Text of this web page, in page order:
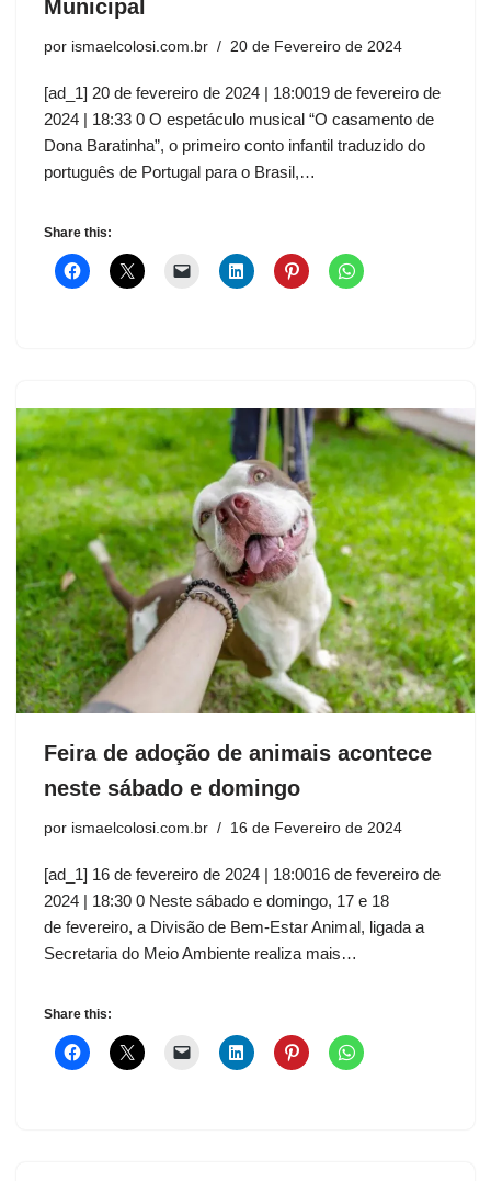
Municipal
por ismaelcolosi.com.br 20 de Fevereiro de 2024
[ad_1] 20 de fevereiro de 2024 | 18:0019 de fevereiro de
2024 | 18:33 0 O espetáculo musical “O casamento de
Dona Baratinha”, o primeiro conto infantil traduzido do
português de Portugal para o Brasil,…
Share this:
Feira de adoção de animais acontece
neste sábado e domingo
por ismaelcolosi.com.br 16 de Fevereiro de 2024
[ad_1] 16 de fevereiro de 2024 | 18:0016 de fevereiro de
2024 | 18:30 0 Neste sábado e domingo, 17 e 18
de fevereiro, a Divisão de Bem-Estar Animal, ligada a
Secretaria do Meio Ambiente realiza mais…
Share this: